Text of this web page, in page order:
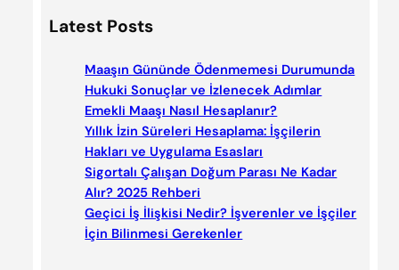
r
Latest Posts
Maaşın Gününde Ödenmemesi Durumunda
Hukuki Sonuçlar ve İzlenecek Adımlar
Emekli Maaşı Nasıl Hesaplanır?
Yıllık İzin Süreleri Hesaplama: İşçilerin
Hakları ve Uygulama Esasları
Sigortalı Çalışan Doğum Parası Ne Kadar
Alır? 2025 Rehberi
Geçici İş İlişkisi Nedir? İşverenler ve İşçiler
İçin Bilinmesi Gerekenler